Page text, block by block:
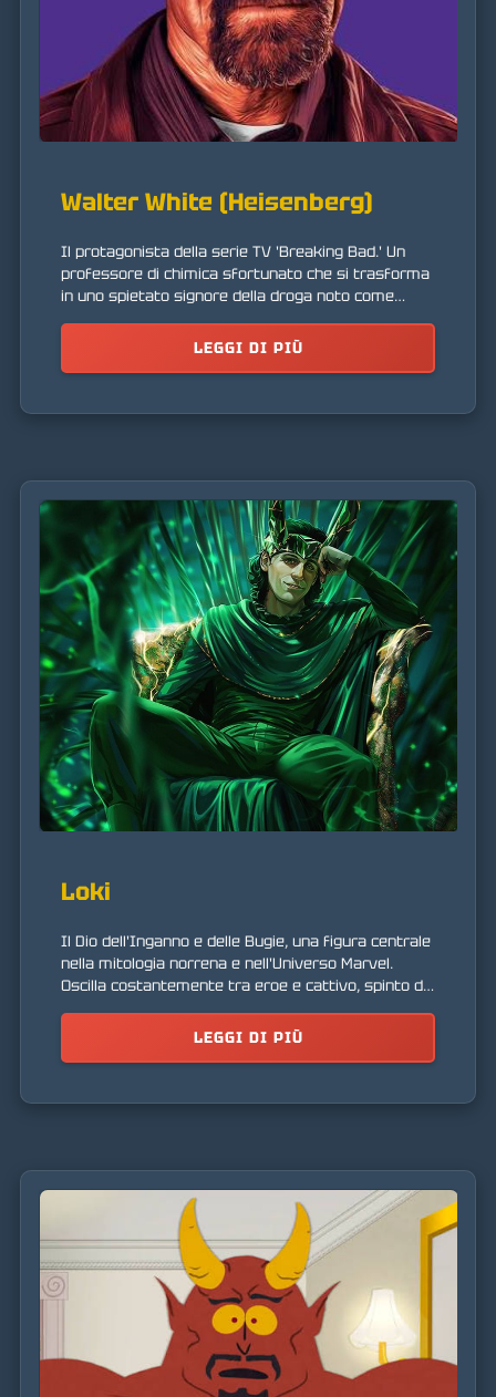
Walter White (Heisenberg)
Il protagonista della serie TV 'Breaking Bad.' Un
professore di chimica sfortunato che si trasforma
in uno spietato signore della droga noto come
LEGGI DI PIÙ
Loki
Il Dio dell'Inganno e delle Bugie, una figura centrale
nella mitologia norrena e nell'Universo Marvel.
Oscilla costantemente tra eroe e cattivo, spinto da
LEGGI DI PIÙ